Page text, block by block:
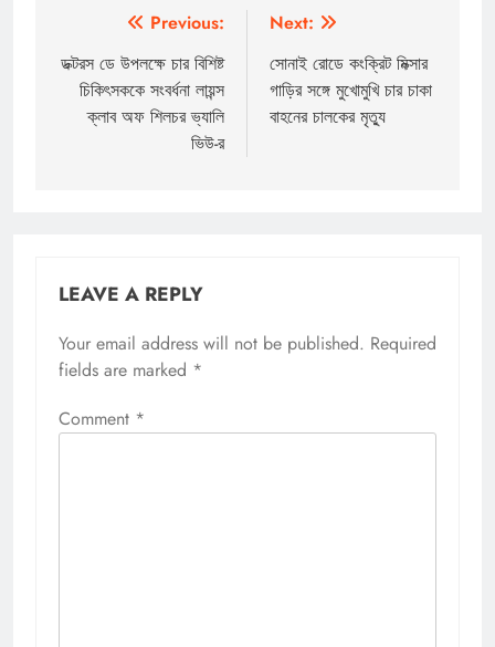
navigation
Previous:
ডক্টরস ডে উপলক্ষে চার বিশিষ্ট
চিকিৎসককে সংবর্ধনা লায়ন্স
ক্লাব অফ শিলচর ভ্যালি
ভিউ-র
Next:
সোনাই রোডে কংক্রিট মিক্সার
গাড়ির সঙ্গে মুখোমুখি চার চাকা
বাহনের চালকের মৃত্যু
LEAVE A REPLY
Your email address will not be published. Required
fields are marked *
Comment *